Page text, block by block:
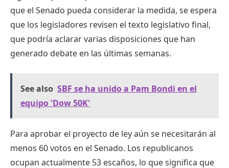
que el Senado pueda considerar la medida, se espera
que los legisladores revisen el texto legislativo final,
que podría aclarar varias disposiciones que han
generado debate en las últimas semanas.
See also SBF se ha unido a Pam Bondi en el
equipo 'Dow 50K'
Para aprobar el proyecto de ley aún se necesitarán al
menos 60 votos en el Senado. Los republicanos
ocupan actualmente 53 escaños, lo que significa que